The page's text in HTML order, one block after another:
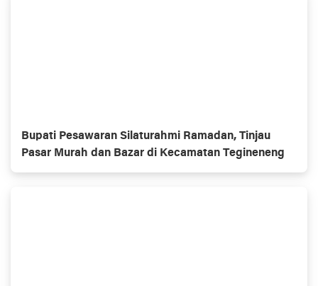
Bupati Pesawaran Silaturahmi Ramadan, Tinjau
Pasar Murah dan Bazar di Kecamatan Tegineneng